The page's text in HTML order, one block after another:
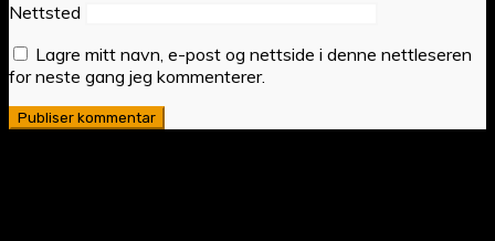
Nettsted
Lagre mitt navn, e-post og nettside i denne nettleseren
for neste gang jeg kommenterer.